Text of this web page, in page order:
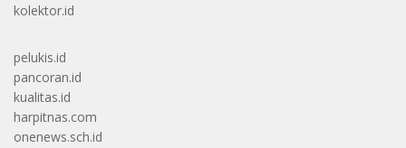
kolektor.id
pelukis.id
pancoran.id
kualitas.id
harpitnas.com
onenews.sch.id